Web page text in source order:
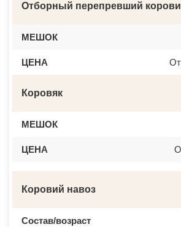
Отборный перепревший
МЕШОК
ЦЕНА
Коровяк
МЕШОК
ЦЕНА
Коровий навоз
Состав/возраст